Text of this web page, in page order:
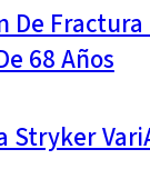
De
68 Años
Stryker